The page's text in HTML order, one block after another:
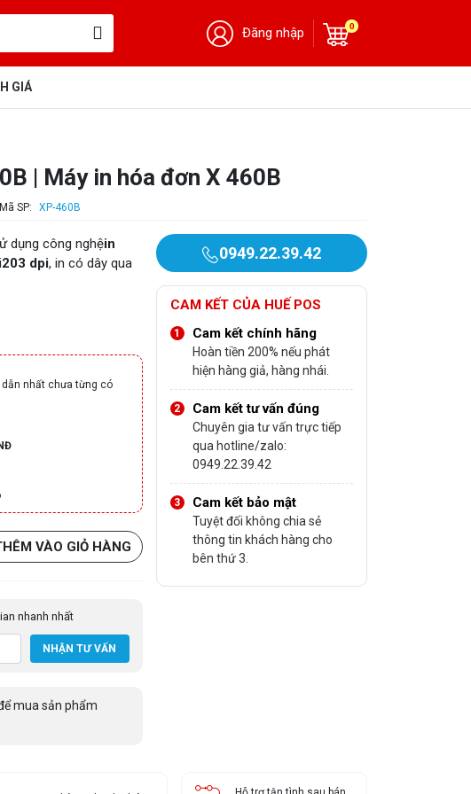
Đăng nhập 0
GIÁ
| Máy in hóa đơn X 460B
Mã SP: XP-460B
dụng công nghệin
203 dpi, in có dây qua
dẫn nhất chưa từng có
VÀO GIỎ HÀNG
nhanh nhất
NHẬN TƯ VẤN
mua sản phẩm
0949.22.39.42
CAM KẾT CỦA HUẾ POS
Cam kết chính hãng
Hoàn tiền 200% nếu phát
hiện hàng giả, hàng nhái.
Cam kết tư vấn đúng
Chuyên gia tư vấn trực tiếp
qua hotline/zalo:
0949.22.39.42
Cam kết bảo mật
Tuyệt đối không chia sẻ
thông tin khách hàng cho
bên thứ 3.